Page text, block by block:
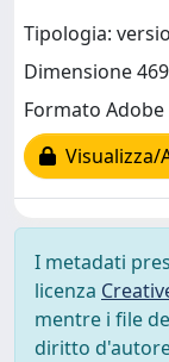
Tipologia:
Dimensione
Formato Adobe
Visualizza/
I metadati
licenza
mentre i file
diritto